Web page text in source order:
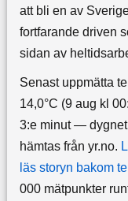
att bli en av
fortfarande driven
sidan av
Senast uppmätta
14,0°C (9 aug kl
3:e minut — dygnet
hämtas från yr.no.
läs storyn bakom
000 mätpunkter